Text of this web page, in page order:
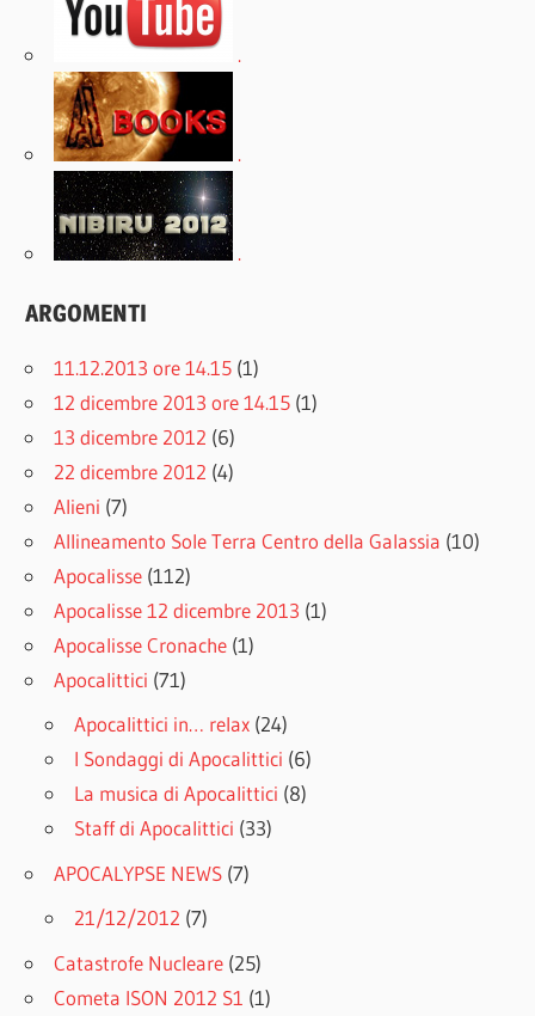
.
.
.
ARGOMENTI
11.12.2013 ore 14.15 (1)
12 dicembre 2013 ore 14.15 (1)
13 dicembre 2012 (6)
22 dicembre 2012 (4)
Alieni (7)
Allineamento Sole Terra Centro della Galassia (10)
Apocalisse (112)
Apocalisse 12 dicembre 2013 (1)
Apocalisse Cronache (1)
Apocalittici (71)
Apocalittici in… relax (24)
I Sondaggi di Apocalittici (6)
La musica di Apocalittici (8)
Staff di Apocalittici (33)
APOCALYPSE NEWS (7)
21/12/2012 (7)
Catastrofe Nucleare (25)
Cometa ISON 2012 S1 (1)